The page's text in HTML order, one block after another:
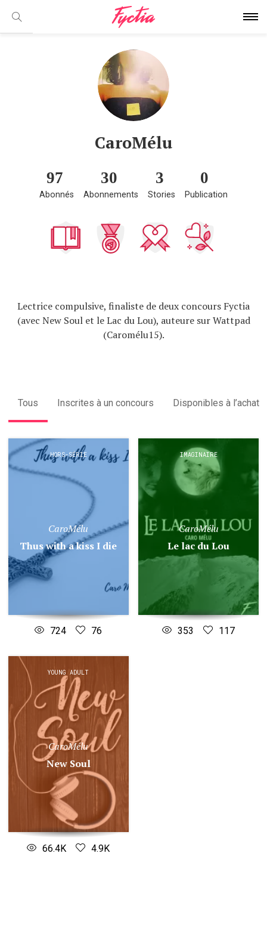
CaroMélu
97
Abonnés
30
Abonnements
3
Stories
0
Publication
Lectrice compulsive, finaliste de deux concours Fyctia
(avec New Soul et le Lac du Lou), auteure sur Wattpad
(Caromélu15).
Tous Inscrites à un concours Disponibles à l’achat
HORS-SÉRIE
CaroMélu
Thus with a kiss I die
724 76
IMAGINAIRE
CaroMélu
Le lac du Lou
353 117
YOUNG ADULT
CaroMélu
New Soul
66.4K 4.9K